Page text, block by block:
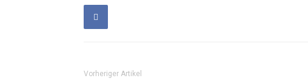
Vorheriger Artikel